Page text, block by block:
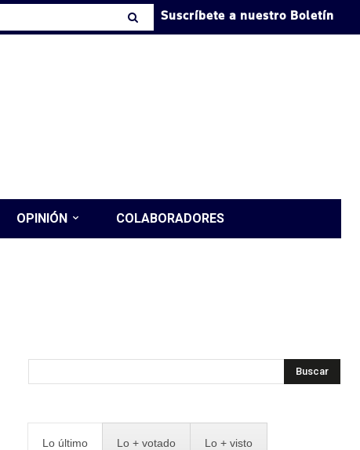
Suscríbete a nuestro Boletín
OPINIÓN COLABORADORES
Buscar
Lo último Lo + votado Lo + visto